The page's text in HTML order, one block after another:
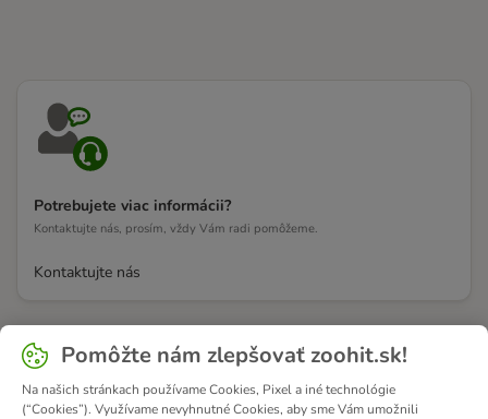
Potrebujete viac informácii?
Kontaktujte nás, prosím, vždy Vám radi pomôžeme.
Kontaktujte nás
Pomôžte nám zlepšovať zoohit.sk!
Na našich stránkach používame Cookies, Pixel a iné technológie
(“Cookies”). Využívame nevyhnutné Cookies, aby sme Vám umožnili